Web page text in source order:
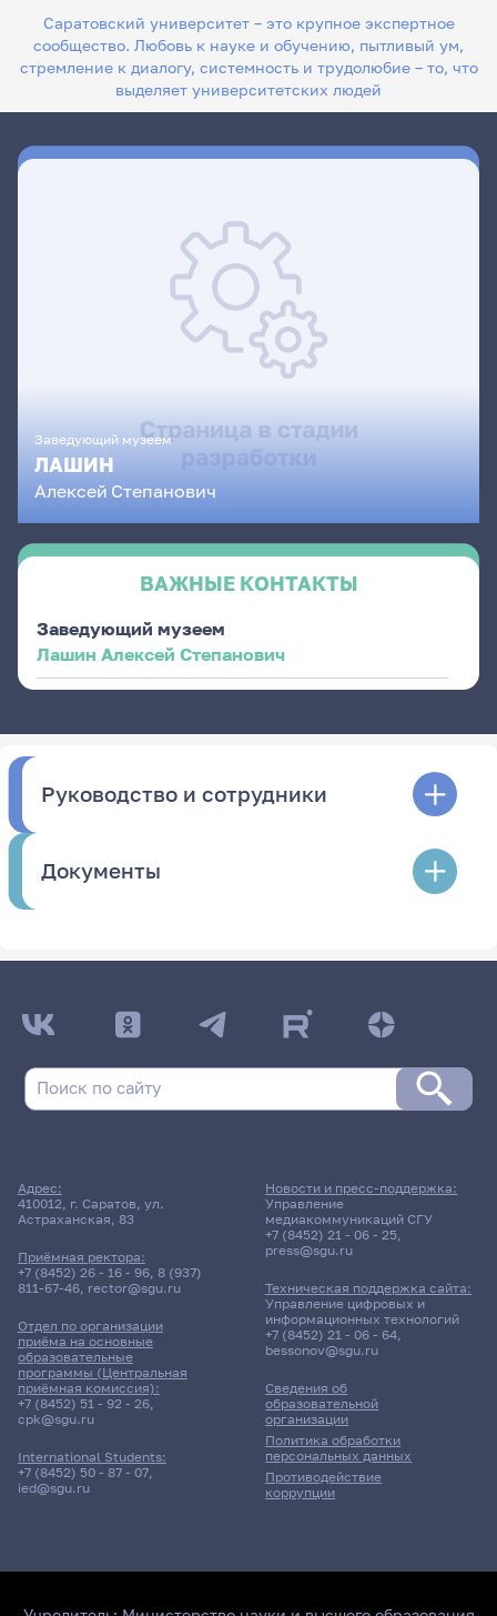
Саратовский университет – это крупное экспертное
сообщество. Любовь к науке и обучению, пытливый ум,
стремление к диалогу, системность и трудолюбие – то, что
выделяет университетских людей
Заведующий музеем
ЛАШИН
Алексей Степанович
ВАЖНЫЕ КОНТАКТЫ
Заведующий музеем
Лашин Алексей Степанович
Руководство и сотрудники
Документы
Адрес:
410012, г. Саратов, ул.
Астраханская, 83
Приёмная ректора:
+7 (8452) 26 - 16 - 96, 8 (937)
811-67-46, rector@sgu.ru
Отдел по организации
приёма на основные
образовательные
программы (Центральная
приёмная комиссия):
+7 (8452) 51 - 92 - 26,
cpk@sgu.ru
International Students:
+7 (8452) 50 - 87 - 07,
ied@sgu.ru
Сведения об
образовательной
организации
Политика обработки
персональных данных
Противодействие
коррупции
Новости и пресс-поддержка:
Управление
медиакоммуникаций СГУ
+7 (8452) 21 - 06 - 25,
press@sgu.ru
Техническая поддержка сайта:
Управление цифровых и
информационных технологий
+7 (8452) 21 - 06 - 64,
bessonov@sgu.ru